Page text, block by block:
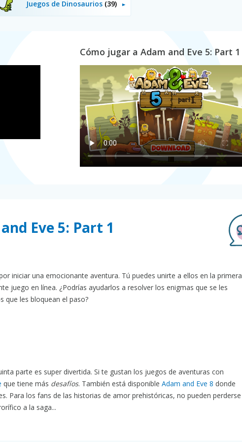
Juegos de Dinosaurios (39)
Cómo jugar a Adam and Eve 5: Part 1
Eve 5: Part 1
iniciar una emocionante aventura. Tú puedes unirte a ellos en la primera
juego en línea. ¿Podrías ayudarlos a resolver los enigmas que se les
que les bloquean el paso?
parte es super divertida. Si te gustan los juegos de aventuras con
que tiene más desafíos. También está disponible Adam and Eve 8 donde
Para los fans de las historias de amor prehistóricas, no pueden perderse
a la saga...